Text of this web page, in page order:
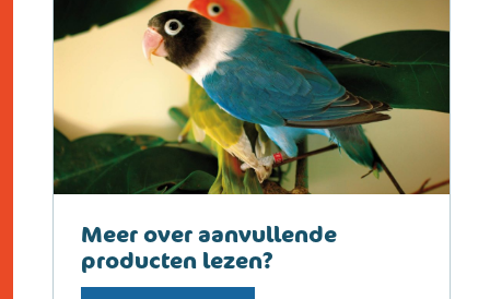
Meer over aanvullende
producten lezen?